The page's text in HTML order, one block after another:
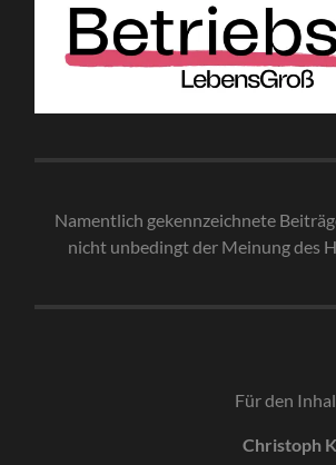
Namentlich gekennzeichnete
nicht unbedingt der Meinung des
Für den
Christoph